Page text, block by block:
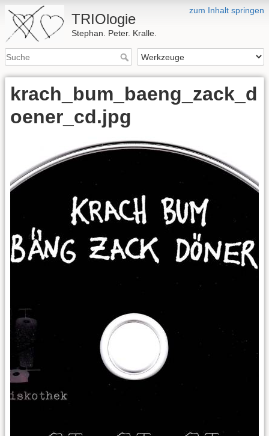
zum Inhalt springen
TRIOlogie
Stephan. Peter. Kralle.
krach_bum_baeng_zack_d
oener_cd.jpg